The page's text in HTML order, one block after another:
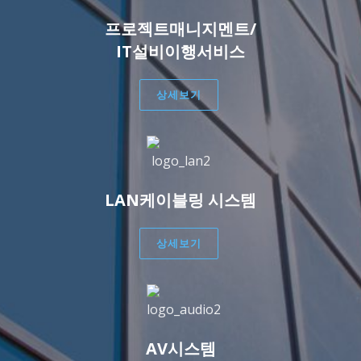
프로젝트매니지멘트/
IT설비이행서비스
상세보기
LAN케이블링 시스템
상세보기
AV시스템